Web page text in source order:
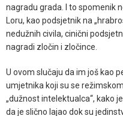
nagradu grada. I to spomenik
Loru, kao podsjetnik na
nedužnih civila, cinični
nagradi zločin i zločince.
U ovom slučaju da im još kao
umjetnika koji su se
„dužnost intelektualca“, kako
da je slično lajao dok su